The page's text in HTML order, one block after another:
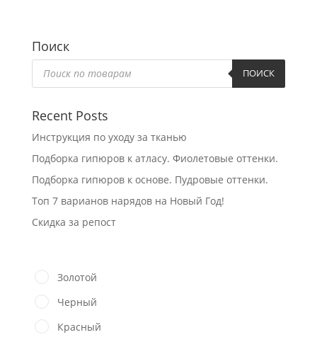
Поиск
Поиск
товаров ПОИСК
Recent Posts
Инструкция по уходу за тканью
Подборка гипюров к атласу. Фиолетовые оттенки.
Подборка гипюров к основе. Пудровые оттенки.
Топ 7 варианов нарядов на Новый Год!
Скидка за репост
Золотой
Черный
Красный